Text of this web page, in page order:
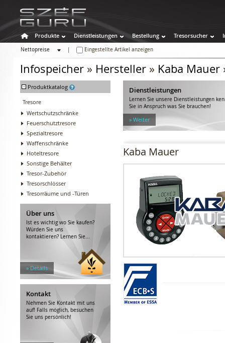
Produkte Dienstleistungen Bestellung Tresorsucher
Nettopreise
Eingestellte Artikel anzeigen
Infospeicher » Hersteller » Kaba Mauer
- Produktkatalog
Tresore
Wertschutzschränke
Feuerschutztresore
Spezialtresore
Waffenschränke
Hoteltresore
Sonstige Behälter
Tresor-Zubehör
Tresorschlösser
Tresorräume und -Türen
Über uns
Ist es wichtig wo Sie kaufen?
Würden Sie uns
kontaktieren? Lernen Sie...
» Details
Kontakt
Nehmen Sie Kontakt mit uns
auf! Falls möglich, besuchen
Sie uns persönlich!
Dienstleistungen
Lernen Sie unsere Dienstleistungen
Sie in Anspruch was Sie brauchen!
» Weiter
Kaba Mauer